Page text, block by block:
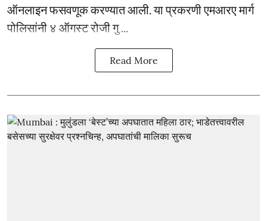
ऑनलाइन फसवणूक करण्यात आली. या प्रकरणी एमआरए मार्ग
पोलिसांनी ४ ऑगस्ट रोजी गु ...
Read More